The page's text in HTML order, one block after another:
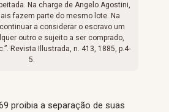
Na charge de Angelo Agostini,
fazem parte do mesmo lote. Na
continuar a considerar o escravo um
outro e sujeito a ser comprado,
Revista Illustrada, n. 413, 1885, p.4-
5.
proibia a separação de suas